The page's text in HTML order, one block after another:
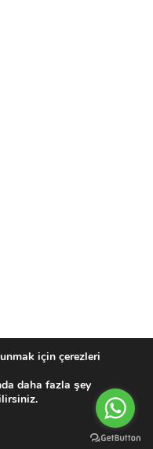
için çerezleri
daha fazla şey
Menu